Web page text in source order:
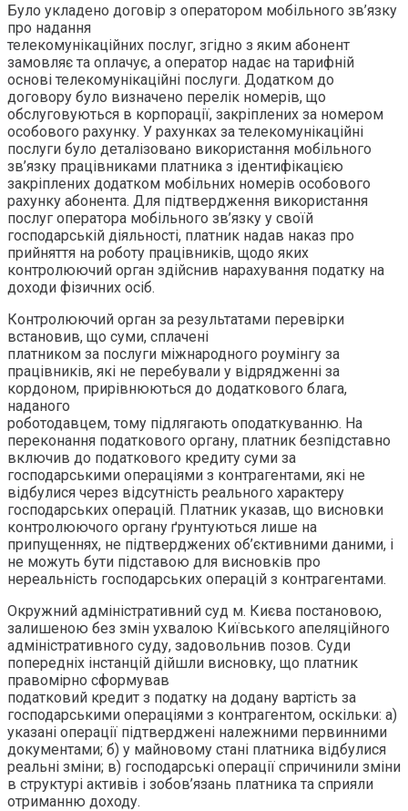
Було укладено договір з оператором мобільного зв’язку
про надання
телекомунікаційних послуг, згідно з яким абонент
замовляє та оплачує, а оператор надає на тарифній
основі телекомунікаційні послуги. Додатком до
договору було визначено перелік номерів, що
обслуговуються в корпорації, закріплених за номером
особового рахунку. У рахунках за телекомунікаційні
послуги було деталізовано використання мобільного
зв’язку працівниками платника з ідентифікацією
закріплених додатком мобільних номерів особового
рахунку абонента. Для підтвердження використання
послуг оператора мобільного зв’язку у своїй
господарській діяльності, платник надав наказ про
прийняття на роботу працівників, щодо яких
контролюючий орган здійснив нарахування податку на
доходи фізичних осіб.
Контролюючий орган за результатами перевірки
встановив, що суми, сплачені
платником за послуги міжнародного роумінгу за
працівників, які не перебували у відрядженні за
кордоном, прирівнюються до додаткового блага,
наданого
роботодавцем, тому підлягають оподаткуванню. На
переконання податкового органу, платник безпідставно
включив до податкового кредиту суми за
господарськими операціями з контрагентами, які не
відбулися через відсутність реального характеру
господарських операцій. Платник указав, що висновки
контролюючого органу ґрунтуються лише на
припущеннях, не підтверджених об’єктивними даними, і
не можуть бути підставою для висновків про
нереальність господарських операцій з контрагентами.
Окружний адміністративний суд м. Києва постановою,
залишеною без змін ухвалою Київського апеляційного
адміністративного суду, задовольнив позов. Суди
попередніх інстанцій дійшли висновку, що платник
правомірно сформував
податковий кредит з податку на додану вартість за
господарськими операціями з контрагентом, оскільки: а)
указані операції підтверджені належними первинними
документами; б) у майновому стані платника відбулися
реальні зміни; в) господарські операції спричинили зміни
в структурі активів і зобов’язань платника та сприяли
отриманню доходу.